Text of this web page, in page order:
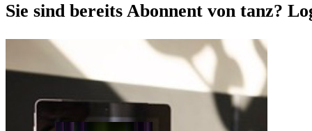
Sie sind bereits Abonnent von tanz?